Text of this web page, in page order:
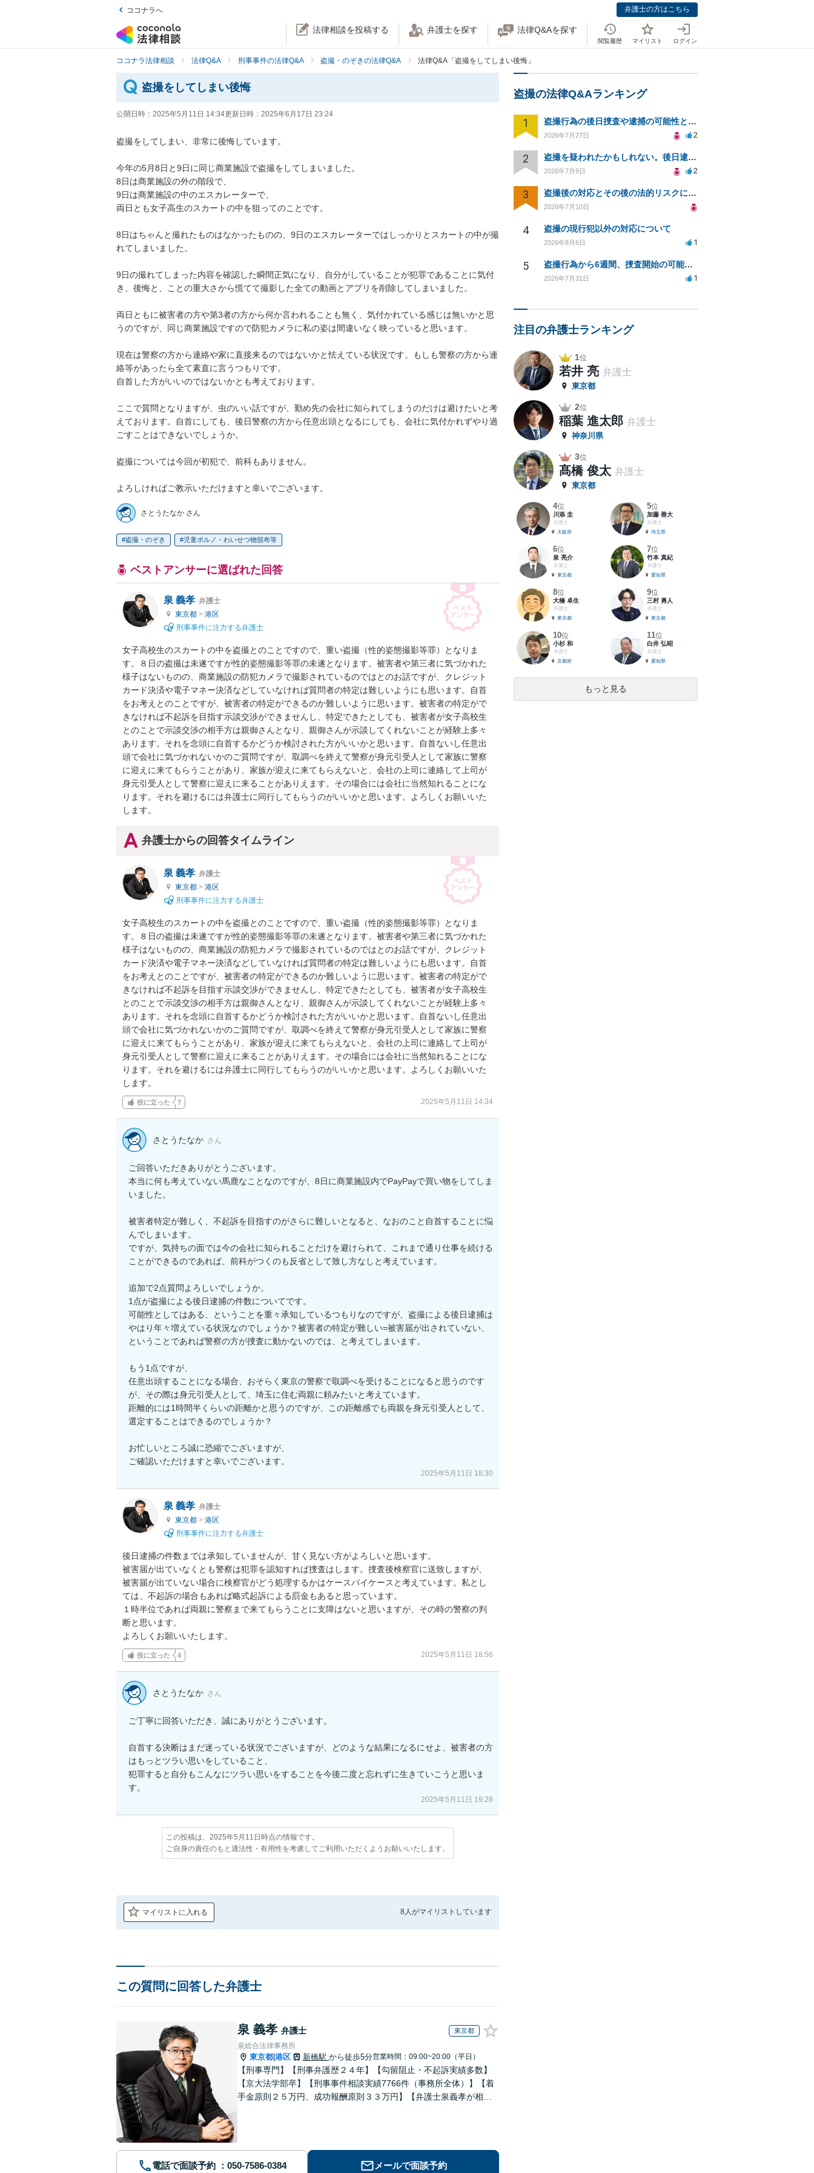
ココナラへ 弁護士の方はこちら
法律相談を投稿する 弁護士を探す 法律Q&Aを探す
閲覧履歴 マイリスト ログイン
ココナラ法律相談 法律Q&A 刑事事件の法律Q&A 盗撮・のぞきの法律Q&A 法律Q&A「盗撮をしてしまい後悔」
盗撮をしてしまい後悔
公開日時： 2025年5月11日 14:34更新日時： 2025年6月17日 23:24
盗撮をしてしまい、非常に後悔しています。
今年の5月8日と9日に同じ商業施設で盗撮をしてしまいました。
8日は商業施設の外の階段で、
9日は商業施設の中のエスカレーターで、
両日とも女子高生のスカートの中を狙ってのことです。
8日はちゃんと撮れたものはなかったものの、9日のエスカレーターではしっかりとスカートの中が撮
れてしまいました。
9日の撮れてしまった内容を確認した瞬間正気になり、自分がしていることが犯罪であることに気付
き、後悔と、ことの重大さから慌てて撮影した全ての動画とアプリを削除してしまいました。
両日ともに被害者の方や第3者の方から何か言われることも無く、気付かれている感じは無いかと思
うのですが、同じ商業施設ですので防犯カメラに私の姿は間違いなく映っていると思います。
現在は警察の方から連絡や家に直接来るのではないかと怯えている状況です。もしも警察の方から連
絡等があったら全て素直に言うつもりです。
自首した方がいいのではないかとも考えております。
ここで質問となりますが、虫のいい話ですが、勤め先の会社に知られてしまうのだけは避けたいと考
えております。自首にしても、後日警察の方から任意出頭となるにしても、会社に気付かれずやり過
ごすことはできないでしょうか。
盗撮については今回が初犯で、前科もありません。
よろしければご教示いただけますと幸いでございます。
さとうたなか さん
盗撮・のぞき 児童ポルノ・わいせつ物頒布等
ベストアンサーに選ばれた回答
泉 義孝 弁護士
東京都 > 港区
刑事事件に注力する弁護士
女子高校生のスカートの中を盗撮とのことですので、重い盗撮（性的姿態撮影等罪）となりま
す。８日の盗撮は未遂ですが性的姿態撮影等罪の未遂となります。被害者や第三者に気づかれた
様子はないものの、商業施設の防犯カメラで撮影されているのではとのお話ですが、クレジット
カード決済や電子マネー決済などしていなければ質問者の特定は難しいようにも思います。自首
をお考えとのことですが、被害者の特定ができるのか難しいように思います。被害者の特定がで
きなければ不起訴を目指す示談交渉ができませんし、特定できたとしても、被害者が女子高校生
とのことで示談交渉の相手方は親御さんとなり、親御さんが示談してくれないことが経験上多々
あります。それを念頭に自首するかどうか検討された方がいいかと思います。自首ないし任意出
頭で会社に気づかれないかのご質問ですが、取調べを終えて警察が身元引受人として家族に警察
に迎えに来てもらうことがあり、家族が迎えに来てもらえないと、会社の上司に連絡して上司が
身元引受人として警察に迎えに来ることがありえます。その場合には会社に当然知れることにな
ります。それを避けるには弁護士に同行してもらうのがいいかと思います。よろしくお願いいた
します。
弁護士からの回答タイムライン
泉 義孝 弁護士
東京都 > 港区
刑事事件に注力する弁護士
女子高校生のスカートの中を盗撮とのことですので、重い盗撮（性的姿態撮影等罪）となりま
す。８日の盗撮は未遂ですが性的姿態撮影等罪の未遂となります。被害者や第三者に気づかれた
様子はないものの、商業施設の防犯カメラで撮影されているのではとのお話ですが、クレジット
カード決済や電子マネー決済などしていなければ質問者の特定は難しいようにも思います。自首
をお考えとのことですが、被害者の特定ができるのか難しいように思います。被害者の特定がで
きなければ不起訴を目指す示談交渉ができませんし、特定できたとしても、被害者が女子高校生
とのことで示談交渉の相手方は親御さんとなり、親御さんが示談してくれないことが経験上多々
あります。それを念頭に自首するかどうか検討された方がいいかと思います。自首ないし任意出
頭で会社に気づかれないかのご質問ですが、取調べを終えて警察が身元引受人として家族に警察
に迎えに来てもらうことがあり、家族が迎えに来てもらえないと、会社の上司に連絡して上司が
身元引受人として警察に迎えに来ることがありえます。その場合には会社に当然知れることにな
ります。それを避けるには弁護士に同行してもらうのがいいかと思います。よろしくお願いいた
します。
役に立った 7 2025年5月11日 14:34
さとうたなか さん
ご回答いただきありがとうございます。
本当に何も考えていない馬鹿なことなのですが、8日に商業施設内でPayPayで買い物をしてしま
いました。
被害者特定が難しく、不起訴を目指すのがさらに難しいとなると、なおのこと自首することに悩
んでしまいます。
ですが、気持ちの面では今の会社に知られることだけを避けられて、これまで通り仕事を続ける
ことができるのであれば、前科がつくのも反省として致し方なしと考えています。
追加で2点質問よろしいでしょうか。
1点が盗撮による後日逮捕の件数についてです。
可能性としてはある、ということを重々承知しているつもりなのですが、盗撮による後日逮捕は
やはり年々増えている状況なのでしょうか？被害者の特定が難しい=被害届が出されていない、
ということであれば警察の方が捜査に動かないのでは、と考えてしまいます。
もう1点ですが、
任意出頭することになる場合、おそらく東京の警察で取調べを受けることになると思うのです
が、その際は身元引受人として、埼玉に住む両親に頼みたいと考えています。
距離的には1時間半くらいの距離かと思うのですが、この距離感でも両親を身元引受人として、
選定することはできるのでしょうか？
お忙しいところ誠に恐縮でございますが、
ご確認いただけますと幸いでございます。
2025年5月11日 18:30
泉 義孝 弁護士
東京都 > 港区
刑事事件に注力する弁護士
後日逮捕の件数までは承知していませんが、甘く見ない方がよろしいと思います。
被害届が出ていなくとも警察は犯罪を認知すれば捜査はします。捜査後検察官に送致しますが、
被害届が出ていない場合に検察官がどう処理するかはケースバイケースと考えています。私とし
ては、不起訴の場合もあれば略式起訴による罰金もあると思っています。
１時半位であれば両親に警察まで来てもらうことに支障はないと思いますが、その時の警察の判
断と思います。
よろしくお願いいたします。
役に立った 4 2025年5月11日 18:56
さとうたなか さん
ご丁寧に回答いただき、誠にありがとうございます。
自首する決断はまだ迷っている状況でございますが、どのような結果になるにせよ、被害者の方
はもっとツラい思いをしていること、
犯罪すると自分もこんなにツラい思いをすることを今後二度と忘れずに生きていこうと思いま
す。
2025年5月11日 19:28
この投稿は、2025年5月11日時点の情報です。
ご自身の責任のもと適法性・有用性を考慮してご利用いただくようお願いいたします。
マイリストに入れる 8人がマイリストしています
この質問に回答した弁護士
泉 義孝 弁護士 東京都
泉総合法律事務所
東京都 港区 新橋駅 から徒歩5分営業時間：09:00~20:00（平日）
【刑事専門】【刑事弁護歴２４年】【勾留阻止・不起訴実績多数】
【京大法学部卒】【刑事事件相談実績7766件（事務所全体）】【着
手金原則２５万円、成功報酬原則３３万円】【弁護士泉義孝が相
電話で面談予約 メールで面談予約
盗撮の法律Q&Aランキング
1 盗撮行為の後日捜査や逮捕の可能性と初動対応について
2026年7月27日 2
2 盗撮を疑われたかもしれない。後日逮捕が不安。
2026年7月9日 2
3 盗撮後の対応とその後の法的リスクについての相談
2026年7月10日
4 盗撮の現行犯以外の対応について
2026年8月6日 1
5 盗撮行為から6週間、捜査開始の可能性と対策は？
2026年7月31日 1
注目の弁護士ランキング
1位
若井 亮 弁護士
東京都
2位
稲葉 進太郎 弁護士
神奈川県
3位
髙橋 俊太 弁護士
東京都
4位
川添 圭
弁護士
大阪府
5位
加藤 善大
弁護士
埼玉県
6位
泉 亮介
弁護士
東京都
7位
竹本 真紀
弁護士
愛知県
8位
大橋 卓生
弁護士
東京都
9位
三村 勇人
弁護士
東京都
10位
小杉 和
弁護士
京都府
11位
白井 弘昭
弁護士
愛知県
もっと見る